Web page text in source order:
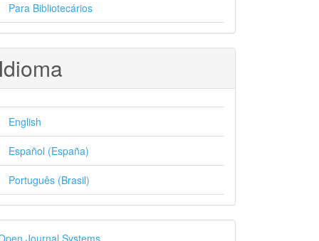
Para Bibliotecários
English
Español (España)
Português (Brasil)
Journal Systems